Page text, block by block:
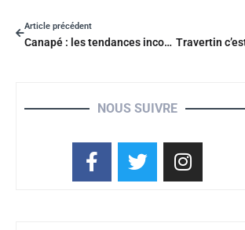
Article précédent
Canapé : les tendances incontournables à adopter dans le salon en 2025
NOUS SUIVRE